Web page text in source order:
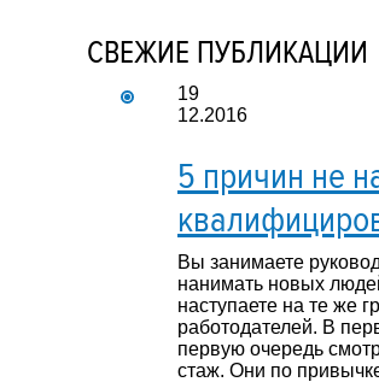
СВЕЖИЕ ПУБЛИКАЦИИ
19
12.2016
5 причин не
Вы занимаете
нанимать новых
наступаете на те же
работодателей. В
первую очередь
стаж. Они по